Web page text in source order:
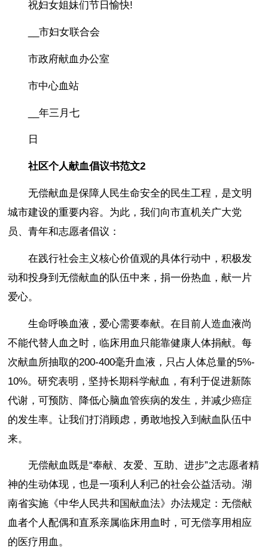
祝妇女姐妹们节日愉快!
__市妇女联合会
市政府献血办公室
市中心血站
__年三月七
日
社区个人献血倡议书范文2
无偿献血是保障人民生命安全的民生工程，是文明
城市建设的重要内容。为此，我们向市直机关广大党
员、青年和志愿者倡议：
在践行社会主义核心价值观的具体行动中，积极发
动和投身到无偿献血的队伍中来，捐一份热血，献一片
爱心。
生命呼唤血液，爱心需要奉献。在目前人造血液尚
不能代替人血之时，临床用血只能靠健康人体捐献。每
次献血所抽取的200-400毫升血液，只占人体总量的5%-
10%。研究表明，坚持长期科学献血，有利于促进新陈
代谢，可预防、降低心脑血管疾病的发生，并减少癌症
的发生率。让我们打消顾虑，勇敢地投入到献血队伍中
来。
无偿献血既是“奉献、友爱、互助、进步”之志愿者精
神的生动体现，也是一项利人利己的社会公益活动。湖
南省实施《中华人民共和国献血法》办法规定：无偿献
血者个人配偶和直系亲属临床用血时，可无偿享用相应
的医疗用血。